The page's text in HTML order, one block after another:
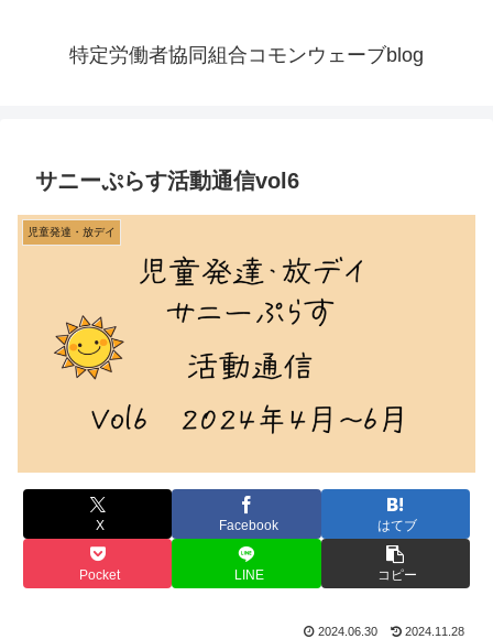
特定労働者協同組合コモンウェーブblog
サニーぷらす活動通信vol6
児童発達・放デイ
X Facebook はてブ
Pocket LINE コピー
2024.06.30 2024.11.28